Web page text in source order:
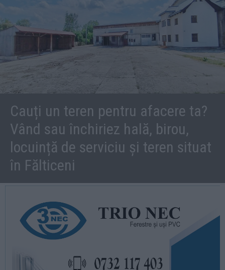
Cauți un teren pentru afacere ta?
Vând sau închiriez hală, birou,
locuință de serviciu și teren situat
în Fălticeni